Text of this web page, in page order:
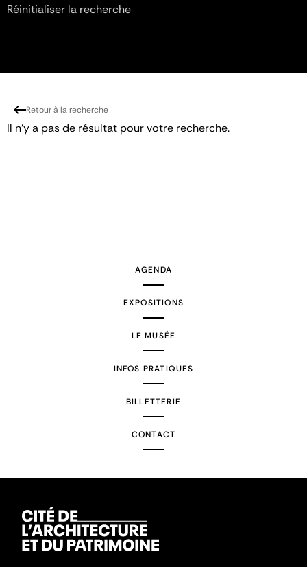
Réinitialiser la recherche
Retour à la recherche
Il n'y a pas de résultat pour votre recherche.
AGENDA
EXPOSITIONS
LE MUSÉE
INFOS PRATIQUES
BILLETTERIE
CONTACT